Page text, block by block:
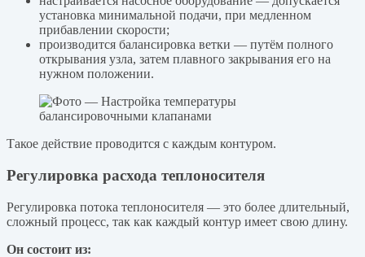
установка минимальной подачи, при медленном
прибавлении скорости;
производится балансировка ветки — путём полного
открывания узла, затем плавного закрывания его на
нужном положении.
Такое действие проводится с каждым контуром.
Регулировка расхода теплоносителя
Регулировка потока теплоносителя — это более длительный,
сложный процесс, так как каждый контур имеет свою длину.
Он состоит из: